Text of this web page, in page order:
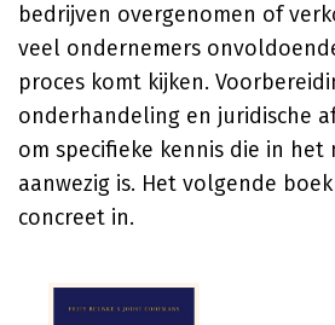
bedrijven overgenomen of
veel ondernemers
proces komt kijken.
onderhandeling en juridische
om specifieke kennis die in het
aanwezig is. Het volgende
concreet in.